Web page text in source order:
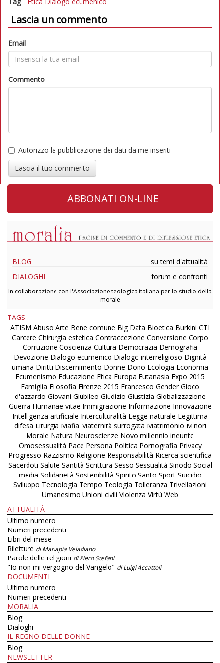
Tag
Etica Dialogo ecumenico
Lascia un commento
Email
Commento
Autorizzo la pubblicazione dei dati da me inseriti
Lascia il tuo commento
ABBONATI ON-LINE
BLOG
su temi d'attualità
DIALOGHI
forum e confronti
In collaborazione con l'Associazione teologica italiana per lo studio della
morale
TAGS
ATISM Abuso Arte Bene comune Big Data Bioetica Burkini CTI
Carcere Chirurgia estetica Contraccezione Conversione Corpo
Corruzione Coscienza Cultura Democrazia Demografia
Devozione Dialogo ecumenico Dialogo interreligioso Dignità
umana Diritti Discernimento Donne Dono Ecologia Economia
Ecumenismo Educazione Etica Europa Eutanasia Expo 2015
Famiglia Filosofia Firenze 2015 Francesco Gender Gioco
d'azzardo Giovani Giubileo Giudizio Giustizia Globalizzazione
Guerra Humanae vitae Immigrazione Informazione Innovazione
Intelligenza artificiale Interculturalità Legge naturale Legittima
difesa Liturgia Mafia Maternità surrogata Matrimonio Minori
Morale Natura Neuroscienze Novo millennio ineunte
Omosessualità Pace Persona Politica Pornografia Privacy
Progresso Razzismo Religione Responsabilità Ricerca scientifica
Sacerdoti Salute Santità Scrittura Sesso Sessualità Sinodo Social
media Solidarietà Sostenibilità Spirito Santo Sport Suicidio
Sviluppo Tecnologia Tempo Teologia Tolleranza Trivellazioni
Umanesimo Unioni civili Violenza Virtù Web
ATTUALITÀ
Ultimo numero
Numeri precedenti
Libri del mese
Riletture di Mariapia Veladiano
Parole delle religioni di Piero Stefani
"Io non mi vergogno del Vangelo" di Luigi Accattoli
DOCUMENTI
Ultimo numero
Numeri precedenti
MORALIA
Blog
Dialoghi
IL REGNO DELLE DONNE
Blog
NEWSLETTER